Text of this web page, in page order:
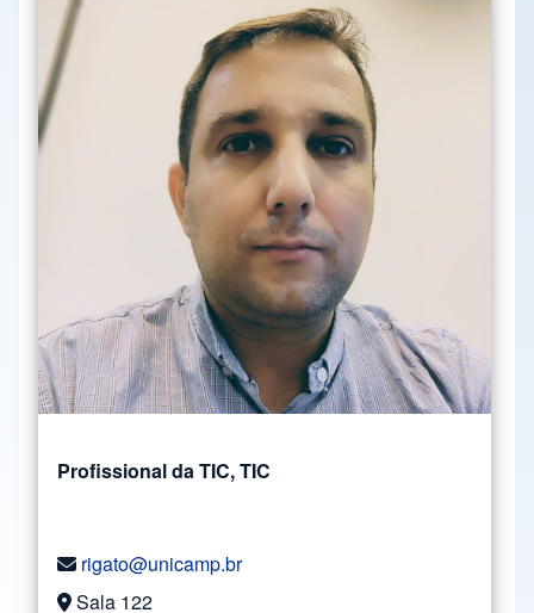
Profissional da TIC, TIC
rigato@unicamp.br
Sala 122